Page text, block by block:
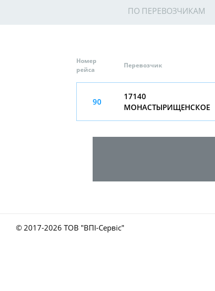
ПО ПЕРЕВОЗЧИКАМ
Номер
рейса
Перевозчик
90
17140
МОНАСТЫРИЩЕНСКОЕ
© 2017-2026 ТОВ "ВПІ-Сервіс"